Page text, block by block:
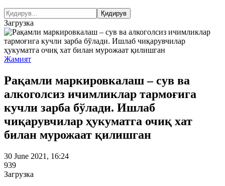
Загрузка
Жамият
Рақамли маркировкалаш – сув ва
алкоголсиз ичимликлар тармоғига
кучли зарба бўлади. Ишлаб
чиқарувчилар ҳукуматга очиқ хат
билан мурожаат қилишган
30 June 2021, 16:24
939
Загрузка